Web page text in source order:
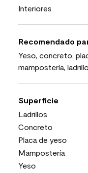
Interiores
Recomendado
Yeso, concreto,
mampostería, ladrillo
Superficie
Ladrillos
Concreto
Placa de yeso
Mampostería
Yeso